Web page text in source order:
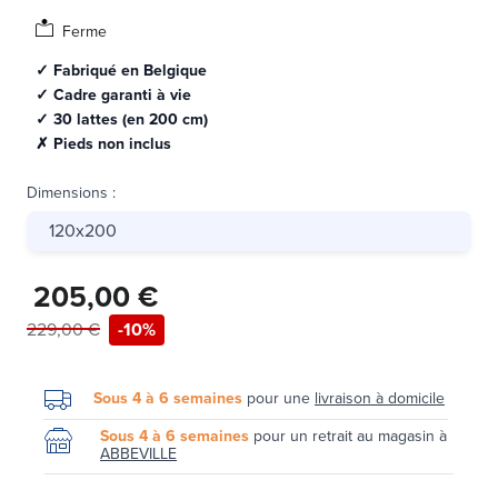
Ferme
✓ Fabriqué en Belgique
✓ Cadre garanti à vie
✓ 30 lattes (en 200 cm)
✗ Pieds non inclus
Dimensions :
120x200
205,00 €
229,00 € -10%
Sous 4 à 6 semaines pour une livraison à domicile
Sous 4 à 6 semaines pour un retrait au magasin à
ABBEVILLE